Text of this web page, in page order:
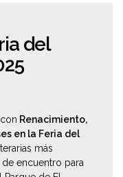
del
Renacimiento,
en la Feria del
más
encuentro para